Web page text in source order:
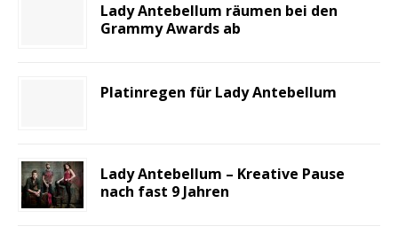
Lady Antebellum räumen bei den
Grammy Awards ab
Platinregen für Lady Antebellum
Lady Antebellum – Kreative Pause
nach fast 9 Jahren